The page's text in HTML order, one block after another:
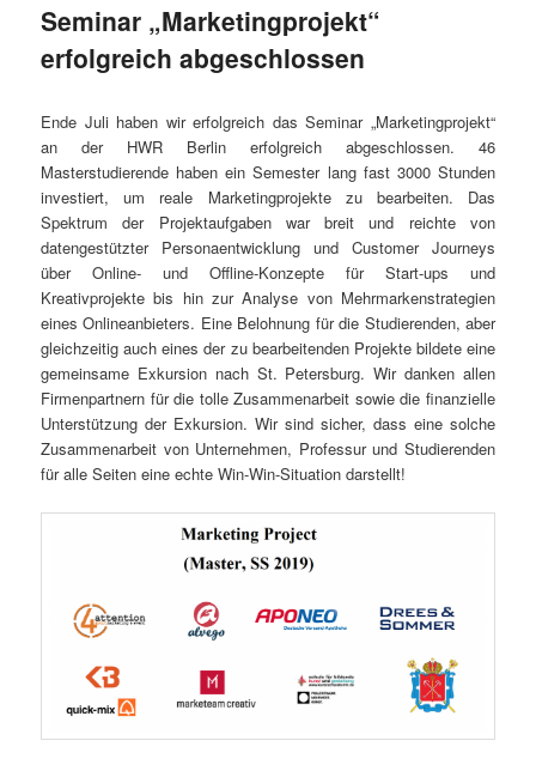
Seminar „Marketingprojekt“
erfolgreich abgeschlossen
Ende Juli haben wir erfolgreich das Seminar „Marketingprojekt“
an der HWR Berlin erfolgreich abgeschlossen. 46
Masterstudierende haben ein Semester lang fast 3000 Stunden
investiert, um reale Marketingprojekte zu bearbeiten. Das
Spektrum der Projektaufgaben war breit und reichte von
datengestützter Personaentwicklung und Customer Journeys
über Online- und Offline-Konzepte für Start-ups und
Kreativprojekte bis hin zur Analyse von Mehrmarkenstrategien
eines Onlineanbieters. Eine Belohnung für die Studierenden, aber
gleichzeitig auch eines der zu bearbeitenden Projekte bildete eine
gemeinsame Exkursion nach St. Petersburg. Wir danken allen
Firmenpartnern für die tolle Zusammenarbeit sowie die finanzielle
Unterstützung der Exkursion. Wir sind sicher, dass eine solche
Zusammenarbeit von Unternehmen, Professur und Studierenden
für alle Seiten eine echte Win-Win-Situation darstellt!